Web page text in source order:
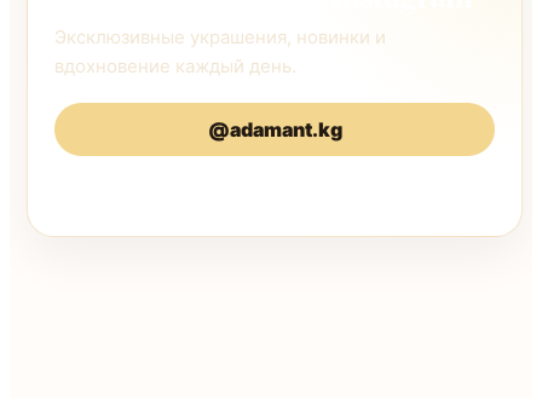
Эксклюзивные украшения, новинки и
вдохновение каждый день.
@adamant.kg